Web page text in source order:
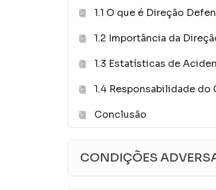
1.1 O que é Direção
1.2 Importância da
1.3 Estatísticas de
1.4 Responsabilidade do
Conclusão
CONDIÇÕES